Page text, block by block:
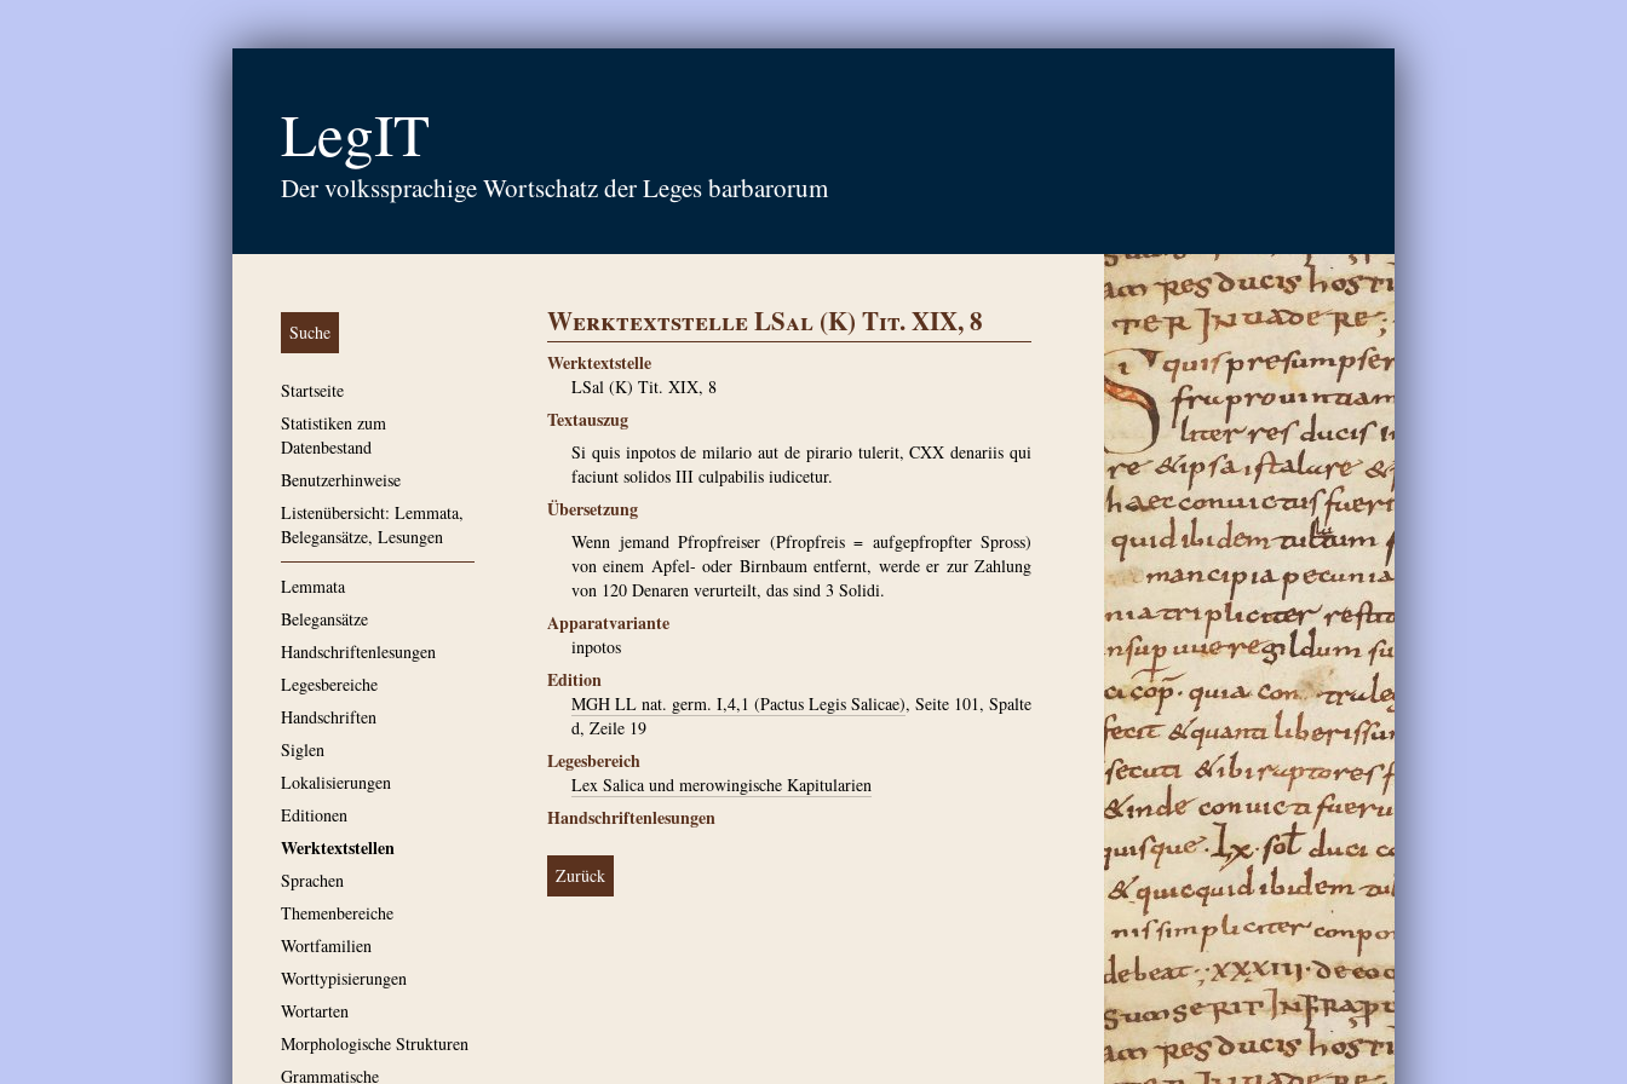
LegIT
Der volkssprachige Wortschatz der Leges barbarorum
Suche
Startseite
Statistiken zum
Datenbestand
Benutzerhinweise
Listenübersicht: Lemmata,
Belegansätze, Lesungen
Lemmata
Belegansätze
Handschriftenlesungen
Legesbereiche
Handschriften
Siglen
Lokalisierungen
Editionen
Werktextstellen
Sprachen
Themenbereiche
Wortfamilien
Worttypisierungen
Wortarten
Morphologische Strukturen
Grammatische
Werktextstelle LSal (K) Tit. XIX, 8
Werktextstelle
LSal (K) Tit. XIX, 8
Textauszug
Si quis inpotos de milario aut de pirario tulerit, CXX denariis qui
faciunt solidos III culpabilis iudicetur.
Übersetzung
Wenn jemand Pfropfreiser (Pfropfreis = aufgepfropfter Spross)
von einem Apfel- oder Birnbaum entfernt, werde er zur Zahlung
von 120 Denaren verurteilt, das sind 3 Solidi.
Apparatvariante
inpotos
Edition
MGH LL nat. germ. I,4,1 (Pactus Legis Salicae), Seite 101, Spalte
d, Zeile 19
Legesbereich
Lex Salica und merowingische Kapitularien
Handschriftenlesungen
Zurück